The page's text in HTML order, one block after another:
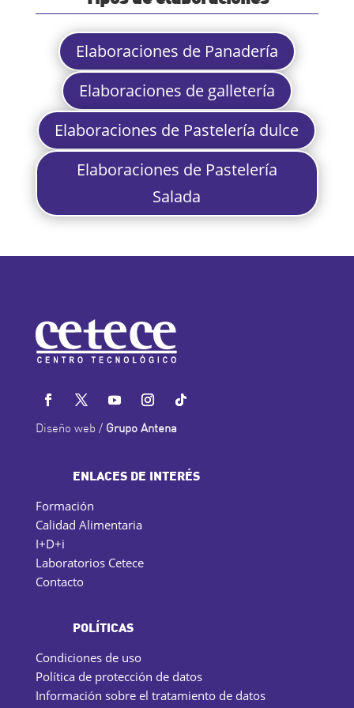
Elaboraciones de Panadería
Elaboraciones de galletería
Elaboraciones de Pastelería dulce
Elaboraciones de Pastelería
Salada
Diseño web / Grupo Antena
ENLACES DE INTERÉS
Formación
Calidad Alimentaria
I+D+i
Laboratorios Cetece
Contacto
POLÍTICAS
Condiciones de uso
Política de protección de datos
Información sobre el tratamiento de datos